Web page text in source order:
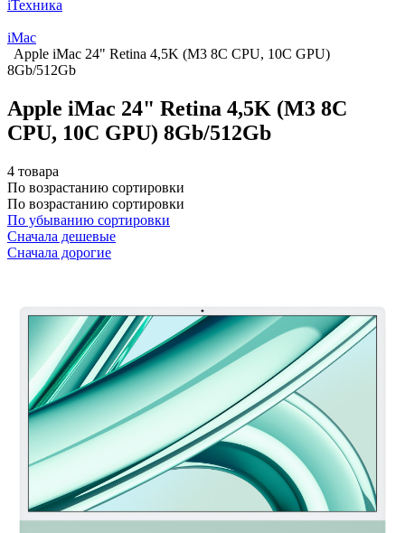
iТехника
iMac
Apple iMac 24" Retina 4,5K (M3 8C CPU, 10C GPU)
8Gb/512Gb
Apple iMac 24" Retina 4,5K (M3 8C
CPU, 10C GPU) 8Gb/512Gb
4 товара
По возрастанию сортировки
По возрастанию сортировки
По убыванию сортировки
Сначала дешевые
Сначала дорогие